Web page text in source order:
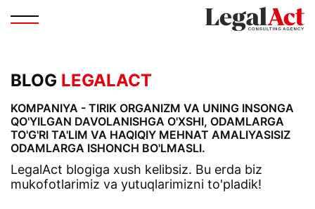
BLOG LEGALACT
KOMPANIYA - TIRIK ORGANIZM VA UNING INSONGA
QO'YILGAN DAVOLANISHGA O'XSHI, ODAMLARGA
TO'G'RI TA'LIM VA HAQIQIY MEHNAT AMALIYASISIZ
ODAMLARGA ISHONCH BO'LMASLI.
LegalAct blogiga xush kelibsiz. Bu erda biz
mukofotlarimiz va yutuqlarimizni to'pladik!